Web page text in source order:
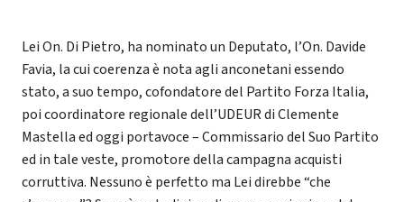
Lei On. Di Pietro, ha nominato un Deputato, l’On. Davide
Favia, la cui coerenza è nota agli anconetani essendo
stato, a suo tempo, cofondatore del Partito Forza Italia,
poi coordinatore regionale dell’UDEUR di Clemente
Mastella ed oggi portavoce – Commissario del Suo Partito
ed in tale veste, promotore della campagna acquisti
corruttiva. Nessuno è perfetto ma Lei direbbe “che